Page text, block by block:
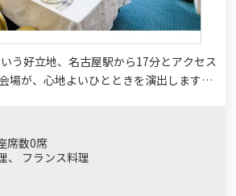
う好立地、名古屋駅から17分とアクセス
場が、心地よいひとときを演出します。
られない思い出になるでしょう。
席数0席
フランス料理